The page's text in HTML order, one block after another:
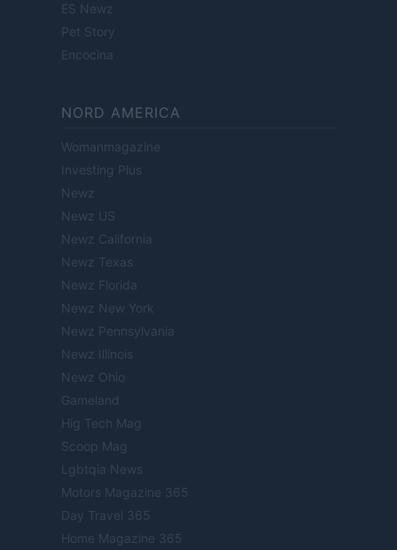
ES Newz
Pet Story
Encocina
NORD AMERICA
Womanmagazine
Investing Plus
Newz
Newz US
Newz California
Newz Texas
Newz Florida
Newz New York
Newz Pennsylvania
Newz Illinois
Newz Ohio
Gameland
Hig Tech Mag
Scoop Mag
Lgbtqia News
Motors Magazine 365
Day Travel 365
Home Magazine 365